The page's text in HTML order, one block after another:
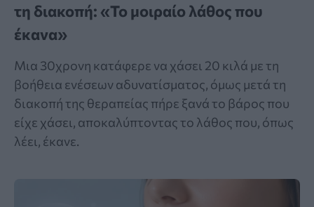
τη διακοπή: «Το μοιραίο λάθος που
έκανα»
Μια 30χρονη κατάφερε να χάσει 20 κιλά με τη
βοήθεια ενέσεων αδυνατίσματος, όμως μετά τη
διακοπή της θεραπείας πήρε ξανά το βάρος που
είχε χάσει, αποκαλύπτοντας το λάθος που, όπως
λέει, έκανε.